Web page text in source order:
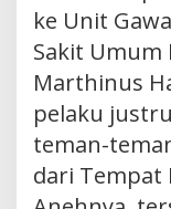
ke Unit
Sakit Umum
Marthinus
pelaku
teman-
dari Tempat